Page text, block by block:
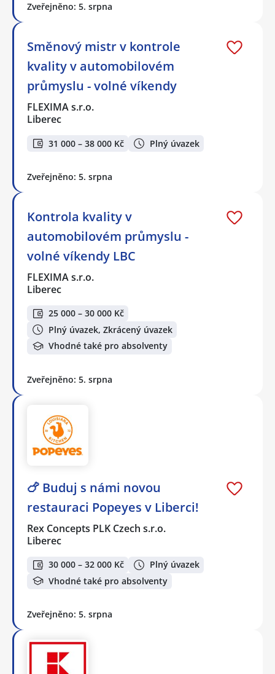
Zveřejněno: 5. srpna
Směnový mistr v kontrole
kvality v automobilovém
průmyslu - volné víkendy
FLEXIMA s.r.o.
Liberec
31 000 – 38 000 Kč Plný úvazek
Zveřejněno: 5. srpna
Kontrola kvality v
automobilovém průmyslu -
volné víkendy LBC
FLEXIMA s.r.o.
Liberec
25 000 – 30 000 Kč
Plný úvazek, Zkrácený úvazek
Vhodné také pro absolventy
Zveřejněno: 5. srpna
🍗 Buduj s námi novou
restauraci Popeyes v Liberci!
Rex Concepts PLK Czech s.r.o.
Liberec
30 000 – 32 000 Kč
Plný úvazek
Vhodné také pro absolventy
Zveřejněno: 5. srpna